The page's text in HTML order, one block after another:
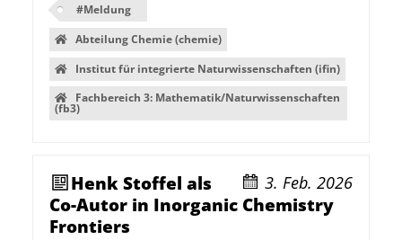
#Meldung
Abteilung Chemie (chemie)
Institut für integrierte Naturwissenschaften (ifin)
Fachbereich 3: Mathematik/Naturwissenschaften
(fb3)
3. Feb. 2026
Henk Stoffel als
Co-Autor in Inorganic Chemistry
Frontiers